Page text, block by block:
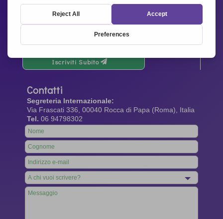
Newsletter
Rimani aggiornato di tutte le ultime notizie dalla
Iscriviti Subito
Contatti
Segreteria Internazionale:
Via Frascati 336, 00040 Rocca di Papa (Roma), Italia
Tel. 06 94798302
Leave
this
field
blank